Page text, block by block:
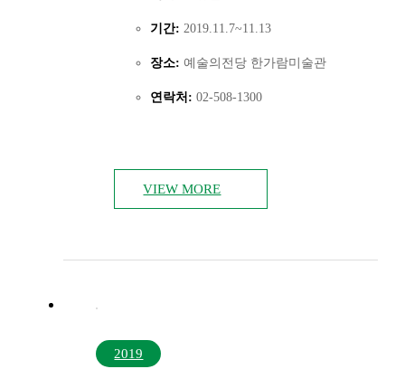
기간: 2019.11.7~11.13
장소: 예술의전당 한가람미술관
연락처: 02-508-1300
VIEW MORE
2019